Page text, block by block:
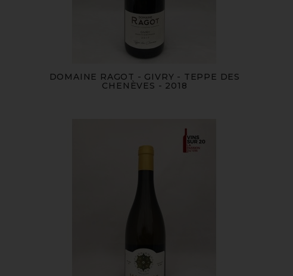
DOMAINE RAGOT - GIVRY - TEPPE DES
CHENÈVES - 2018